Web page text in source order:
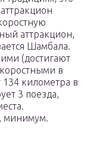
аттракцион,
Шамбала.
(достигают
в
134 километра в
3 поезда,
минимум.